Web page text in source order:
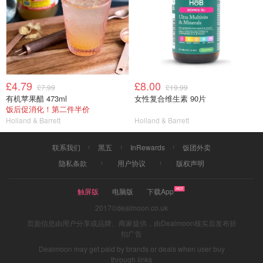
£4.79 £7.99
有机苹果醋 473ml
饭后促消化！第二件半价
Holland & Barrett
£8.00 £19.99
女性复合维生素 90片
Holland & Barrett
联系我们 黑五 InRewards
饭团外卖
隐私条款
用户协议 版权声明
触屏版 电脑版
下载App
2017©dealmoon.co.uk
页面信息由用户分享或品牌、商家提供，由Dealmoon核实后发布折
扣广告
Dealmoon may get paid by brands or deals when user buy
through links